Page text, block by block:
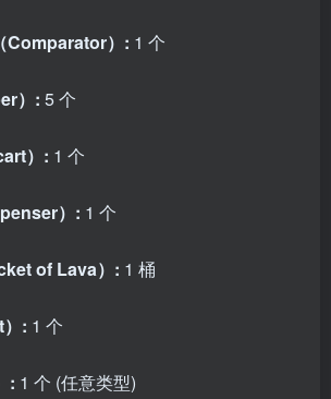
Comparator）: 1 个
）: 5 个
）: 1 个
）: 1 个
of Lava）: 1 桶
: 1 个
: 1 个 (任意类型)